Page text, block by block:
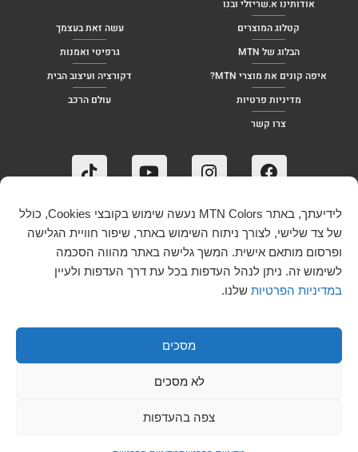
לידיעתך, באתר MTN Colors נעשה שימוש בקובצי Cookies, כולל
של צד שלישי, לצורך ניתוח השימוש באתר, שיפור חוויית הגלישה
ופרסום מותאם אישית. המשך גלישה באתר מהווה הסכמה
לשימוש זה. ניתן לנהל העדפות בכל עת דרך העדפות ולעיין
במדיניות הפרטיות שלנו.
מסכים
לא מסכים
צפה בהעדפות
אודותינו א.שריזלי ובנו
קטלוג המוצרים
הבלוג של MTN
איפה קונים את מוצרי MTN?
מדיניות פרטיות
צרו קשר
עשה זאת בעצמך
גרפיטי ואמנות
דקורציה ועיצוב הבית
עולם הרכב